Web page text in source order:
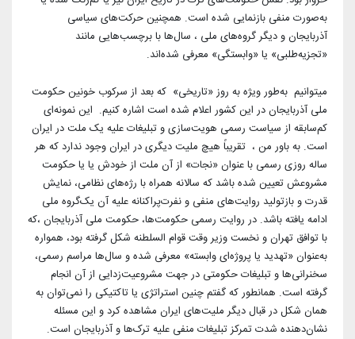
به‌صورت منفی بازنمایی شده است. همچنین حرکت‌های سیاسی
آذربایجان و دیگر گروه‌های ملی ، سال‌ها با برچسب‌هایی مانند
«تجزیه‌طلبی» یا «وابستگی» معرفی شده‌اند.
میتوانیم به‌طور ویژه به روز «تاریخی» که بعد از سرکوب خونین حکومت
ملی آذربایجان در این کشور اعلام شده است اشاره کنیم. این نمونه‌ای
کم‌سابقه از سیاست رسمی هویت‌سازی و تبلیغات علیه یک ملت در ایران
است. به باور من ، تقریباً هیچ ملیت دیگری در ایران وجود ندارد که هر
ساله روزی رسمی با عنوان «نجات» از آن ملت از خودش یا یا حکومت
مشروعش تعیین شده باشد که سالانه همراه با رژه‌های نظامی، نمایش
قدرت و بازتولید روایت‌های منفی و نفرت‌پراکنانه علیه آن یک‌گروه ملی
ادامه یافته باشد. در روایت رسمی حکومت‌ها، حکومت ملی آذربایجان ،که
با توافق تهران و نخست وزیر وقت قوام السلطنه شکل گرفته بود، همواره
به‌عنوان «تهدید یا پروژه‌ای وابسته» معرفی شده و سال‌ها مراسم رسمی،
سخنرانی‌ها و تبلیغات حکومتی در جهت مشروعیت‌زدایی از آن انجام
گرفته است. همانطور که گفتم چنین استراتژی یا تاکتیکی را نمی‌توان به
همان شکل در قبال دیگر ملیت‌های ایران مشاهده کرد و این مسئله
نشان‌دهنده شدت تمرکز تبلیغات منفی علیه ترک‌ها و آذربایجان است.